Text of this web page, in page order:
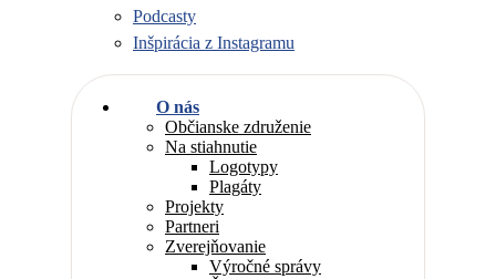
Podcasty
Inšpirácia z Instagramu
O nás
Občianske združenie
Na stiahnutie
Logotypy
Plagáty
Projekty
Partneri
Zverejňovanie
Výročné správy